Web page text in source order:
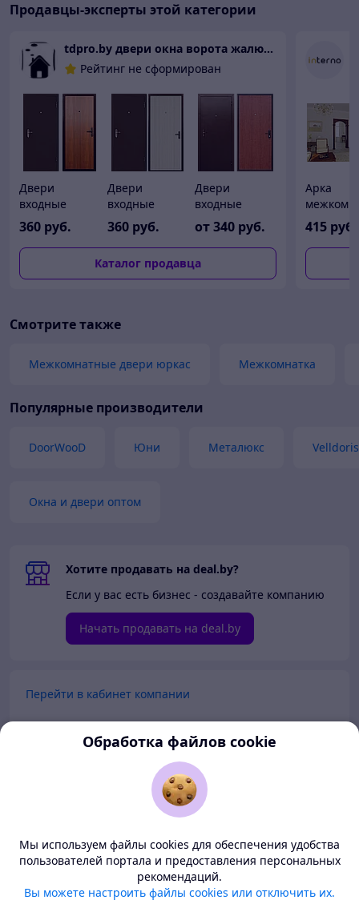
Продавцы-эксперты этой категории
tdpro.by двери окна ворота жалюзи
Рейтинг не сформирован
Двери
входные
металлические
ПРОМЕТ
"Спец ПРО"
Орех
360 руб.
Двери
входные
металлические
ПРОМЕТ
"Спец ПРО"
Беленый дуб
360 руб.
Двери
входные
металлические
Эконом
АКЦИЯ!!!
от340 руб.
Каталог продавца
Арка
Палермо
415 руб.
Смотрите также
Межкомнатные двери юркас Межкомнатка
Популярные производители
DoorWooD Юни Металюкс Velldoris
Окна и двери оптом
Хотите продавать на deal.by?
Если у вас есть бизнес - создавайте компанию
Начать продавать на deal.by
Перейти в кабинет компании
Перейти в личный кабинет
О нас
Тема-светлая BETA
Deal.by — маркетплейс Беларуси
Обработка файлов cookie
Мы используем файлы cookies для обеспечения удобства
пользователей портала и предоставления персональных
рекомендаций.
Вы можете настроить файлы cookies или отключить их.